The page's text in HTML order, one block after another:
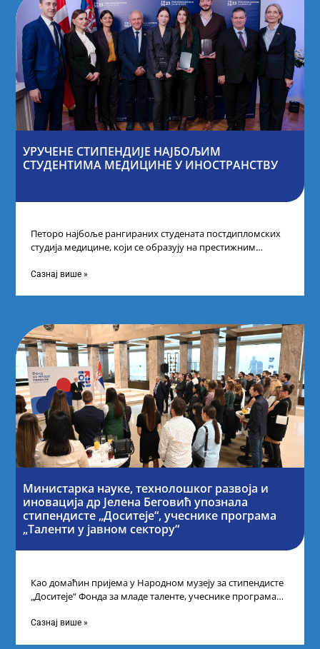
УРУЧЕНЕ СТИПЕНДИЈЕ НАЈБОЉИМ
СТУДЕНТИМА МЕДИЦИНЕ У ИНОСТРАНСТВУ
Петоро најбоље рангираних студената постдипломских
студија медицине, који се образују на престижним
стипендије од
Сазнај више »
Министарка науке, технолошког развоја и
иновација др Јелена Беговић упознала
стипендисте „Доситеје“, учеснике програма
„Таленти у јавном сектору“
Као домаћин пријема у Народном музеју за стипендисте
„Доситеје“ Фонда за младе таленте, учеснике програма
Сазнај више »